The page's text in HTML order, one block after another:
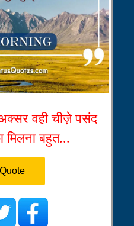
वही चीज़े पसंद
बहुत...